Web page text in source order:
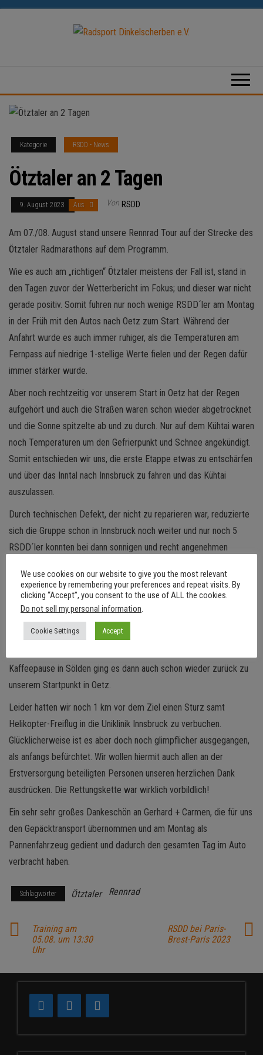
e.V.
Kategorie RSDD - News
Ötztaler an 2 Tagen
9. August 2023 Aus Von RSDD
Am 07./08. August stand unsere Rennrad Tour auf der Strecke des
Ötztaler Radmarathons auf dem Programm.
Wie es auch am „richtigen“ Ötztaler meistens der Fall ist, stand in
den Tagen zuvor der Wetterbericht im Fokus; und dieser war nicht
gerade positiv. Somit fuhren nur noch wenige RSDD´ler am Montag
in der Früh mit den Autos nach Oetz zum Start. Während der
Anfahrt wurde es auch immer ruhiger, als die Temperaturen am
Fernpass auf niedrige 1-stellige Werte fielen und der Regen dafür
immer stärker wurde.
Aber noch rechtzeitig vor unserem Start in Oetz hat der Regen
aufgehört und auch die Straßen waren schon wieder abgetrocknet
und die Sonne spitzelte ab und zu durch. Nur auf dem Kühtai waren
noch Temperaturen um den Gefrierpunkt und Schnee angekündigt.
Somit entschieden wir uns, die erste Etappe etwas zu entschärfen
und über das Inntal nach Innsbruck zu fahren und das Kühtai
auszulassen.
Durch technischen Defekt, der nicht zu reparieren war, reduzierte
sich die Gruppe schon in Innsbruck noch weiter und nur noch 5
RSDD´ler konnten bei dann sonnigen und recht angenehmen
Am zweiten Tag stand dann der Jaufenpass und der Scharfrichter
frisch aber dafür sehr sonnig wurde es Ötztaler-typisch in St.
Kaffeepause in Sölden ging es dann auch schon wieder zurück zu
unserem Startpunkt in Oetz.
Leider hatten wir noch 1 km vor dem Ziel einen Sturz samt
Helikopter-Freiflug in die Uniklinik Innsbruck zu verbuchen.
Glücklicherweise ist es aber doch noch glimpflicher ausgegangen,
als anfangs befürchtet. Wir wollen hiermit auch allen an der
Erstversorgung beteiligten Personen unseren herzlichen Dank
ausdrücken. Die Rettungskette war wirklich vorbildlich!
Ein sehr sehr großes Dankeschön an Gerhard + Carmen, die für uns
den Gepäcktransport übernommen und am Montag als
Pannenfahrzeug gedient und dadurch den gesamten Tag im Auto
verbracht haben.
Schlagwörter Ötztaler Rennrad
Training am
05.08. um 13:30
Uhr
RSDD bei Paris-
Brest-Paris 2023
We use cookies on our website to give you the most relevant
experience by remembering your preferences and repeat visits. By
clicking “Accept”, you consent to the use of ALL the cookies.
Do not sell my personal information
Cookie Settings Accept